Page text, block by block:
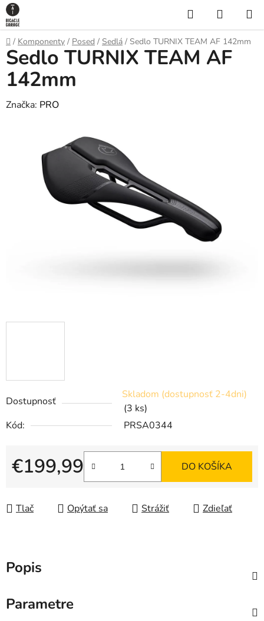
Prejsť
na
obsah
Hľadať
KOŠÍK
Domov
/ Komponenty / Posed / Sedlá / Sedlo TURNIX TEAM AF 142mm
Dostupnosť
Skladom (dostupnosť 2-4dni)
(3 ks)
Kód:
PRSA0344
€199,99 DO KOŠÍKA
Tlač Opýtať sa Strážiť Zdieľať
Sedlo TURNIX TEAM AF
142mm
Značka: PRO
Popis
Parametre